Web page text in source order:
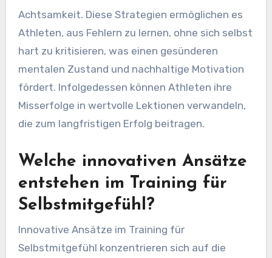
Leistung. Das Erkennen, dass Misserfolg eine
häufige Erfahrung im Sport ist, hilft Athleten,
eine mitfühlendere Sicht auf sich selbst zu
entwickeln. Techniken umfassen
Selbstreflexion, das Umformulieren negativer
Gedanken und das Praktizieren von
Achtsamkeit. Diese Strategien ermöglichen es
hart zu kritisieren, was einen gesünderen
mentalen Zustand und nachhaltige Motivation
fördert. Infolgedessen können Athleten ihre
Misserfolge in wertvolle Lektionen verwandeln,
die zum langfristigen Erfolg beitragen.